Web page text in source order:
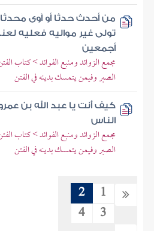
من أحدث حدثا أو آوى محدثا
تولى غير مواليه فعليه
أجمعين
مجمع الزوائد ومنبع الفوائد > كتاب
الصبر وفيمن يتمسك بدينه في الفتن
كيف أنت يا عبد الله بن
الناس
مجمع الزوائد ومنبع الفوائد > كتاب
الصبر وفيمن يتمسك بدينه في الفتن
1
2
3
4